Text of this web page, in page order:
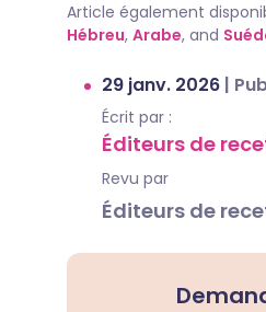
Article également
Hébreu, Arabe, and
29 janv. 2026 |
Écrit par :
Éditeurs de
Revu par
Éditeurs de